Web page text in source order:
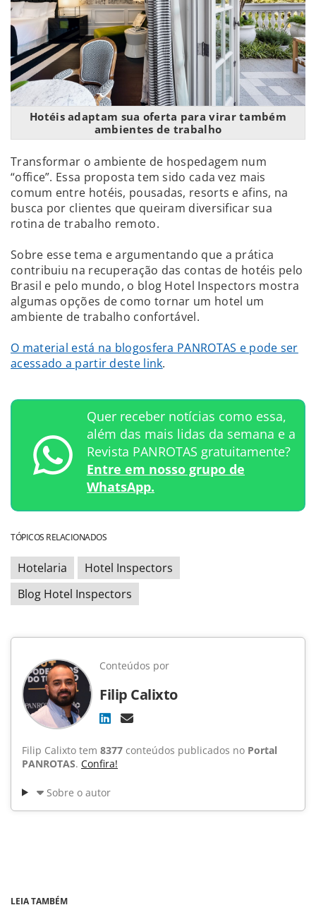
Hotéis adaptam sua oferta para virar também
ambientes de trabalho
Transformar o ambiente de hospedagem num
“office”. Essa proposta tem sido cada vez mais
comum entre hotéis, pousadas, resorts e afins, na
busca por clientes que queiram diversificar sua
rotina de trabalho remoto.
Sobre esse tema e argumentando que a prática
contribuiu na recuperação das contas de hotéis pelo
Brasil e pelo mundo, o blog Hotel Inspectors mostra
algumas opções de como tornar um hotel um
ambiente de trabalho confortável.
O material está na blogosfera PANROTAS e pode ser
acessado a partir deste link.
Quer receber notícias como essa,
além das mais lidas da semana e a
Revista PANROTAS gratuitamente?
Entre em nosso grupo de
WhatsApp.
TÓPICOS RELACIONADOS
Hotelaria
Hotel Inspectors
Blog Hotel Inspectors
Conteúdos por
Filip Calixto
Filip Calixto tem 8377 conteúdos publicados no Portal
PANROTAS. Confira!
Sobre o autor
LEIA TAMBÉM